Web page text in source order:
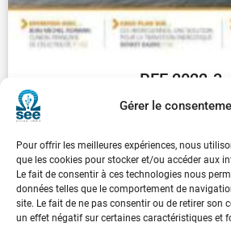
Gérer le
Pour offrir les meilleures expériences, nous
que les cookies pour stocker et/ou accéder aux
Le fait de consentir à ces technologies nous
données telles que le comportement de
site. Le fait de ne pas consentir ou de retirer son
un effet négatif sur certaines caractéristiques et
REE 2022-3
€30.00
1 2 3 4 5 6 7
Suivant